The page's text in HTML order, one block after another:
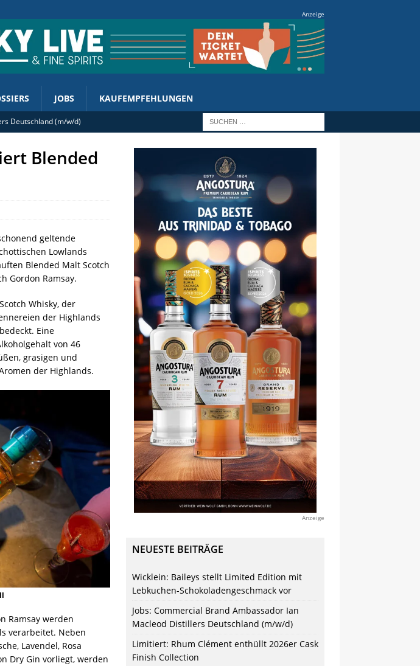
Anzeige
JOBS KAUFEMPFEHLUNGEN
Deutschland (m/w/d)
Kurskorrektur
2019/2026
Blended
geltende
Lowlands
Blended Malt Scotch
Gordon Ramsay.
Whisky, der
der Highlands
Eine
von 46
grasigen und
der Highlands.
Ramsay werden
verarbeitet. Neben
Lavendel, Rosa
Dry Gin vorliegt, werden
Anzeige
NEUESTE BEITRÄGE
Wicklein: Baileys stellt Limited Edition mit
Lebkuchen-Schokoladengeschmack vor
Jobs: Commercial Brand Ambassador Ian
Macleod Distillers Deutschland (m/w/d)
Limitiert: Rhum Clément enthüllt 2026er Cask
Finish Collection